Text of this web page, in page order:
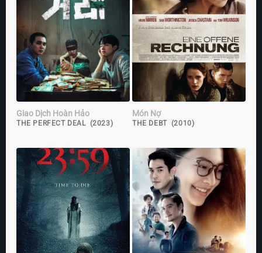
Giao Dịch Hoàn Hảo
THE PERFECT DEAL (2023)
Món Nợ
THE DEBT (2010)